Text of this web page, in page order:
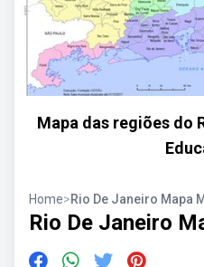
Mapa das regiões do
Home>Rio De Janeiro Mapa
Rio De Janeiro